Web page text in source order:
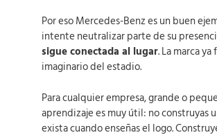
Por eso Mercedes-Benz es un buen
intente neutralizar parte de su
sigue conectada al lugar. La marca
imaginario del estadio.
Para cualquier empresa, grande o
aprendizaje es muy útil: no construyas
exista cuando enseñas el logo.